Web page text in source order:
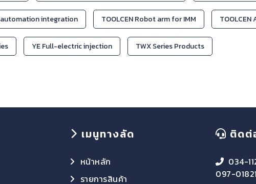
automation integration TOOLCEN Robot arm for IMM
YE Full-electric injection TWX Series Products
เมนูทางลัด
หน้าหลัก
รายการสินค้า
ติดต่
034-
097-